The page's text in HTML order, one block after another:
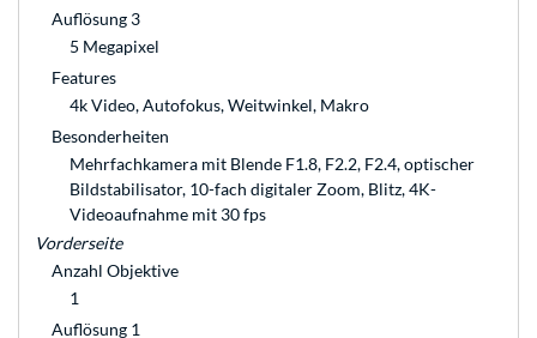
Auflösung 3
5 Megapixel
Features
4k Video, Autofokus, Weitwinkel, Makro
Besonderheiten
Mehrfachkamera mit Blende F1.8, F2.2, F2.4, optischer
Bildstabilisator, 10-fach digitaler Zoom, Blitz, 4K-
Videoaufnahme mit 30 fps
Vorderseite
Anzahl Objektive
1
Auflösung 1